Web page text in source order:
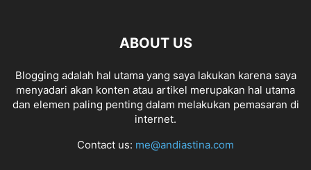
ABOUT US
Blogging adalah hal utama yang saya lakukan karena saya
menyadari akan konten atau artikel merupakan hal utama
dan elemen paling penting dalam melakukan pemasaran di
internet.
Contact us: me@andiastina.com